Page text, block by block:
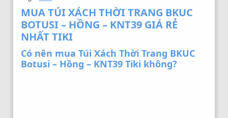
MUA TÚI XÁCH THỜI TRANG BKUC
BOTUSI – HỒNG – KNT39 GIÁ RẺ
NHẤT TIKI
Có nên mua Túi Xách Thời Trang BKUC
Botusi – Hồng – KNT39 Tiki không?